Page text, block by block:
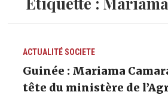
ACTUALITÉ SOCIETE
Guinée : Mariama
tête du ministère de